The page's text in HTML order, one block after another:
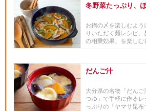
冬野菜たっぷり、
お鍋の〆を楽しむよ
りいただく麺レシピ
の相乗効果」を楽し
だんご汁
大分県の名物「だん
つゆ」で手軽に作る
っぷりの「ヤマサ昆